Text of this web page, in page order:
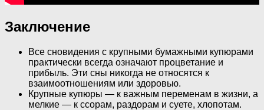
Заключение
Все сновидения с крупными бумажными купюрами
практически всегда означают процветание и
прибыль. Эти сны никогда не относятся к
взаимоотношениям или здоровью.
Крупные купюры — к важным переменам в жизни, а
мелкие — к ссорам, раздорам и суете, хлопотам.